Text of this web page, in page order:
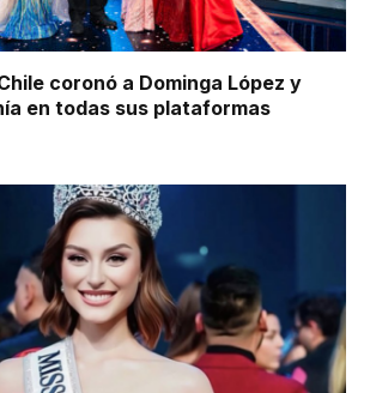
coronó a Dominga López y
en todas sus plataformas